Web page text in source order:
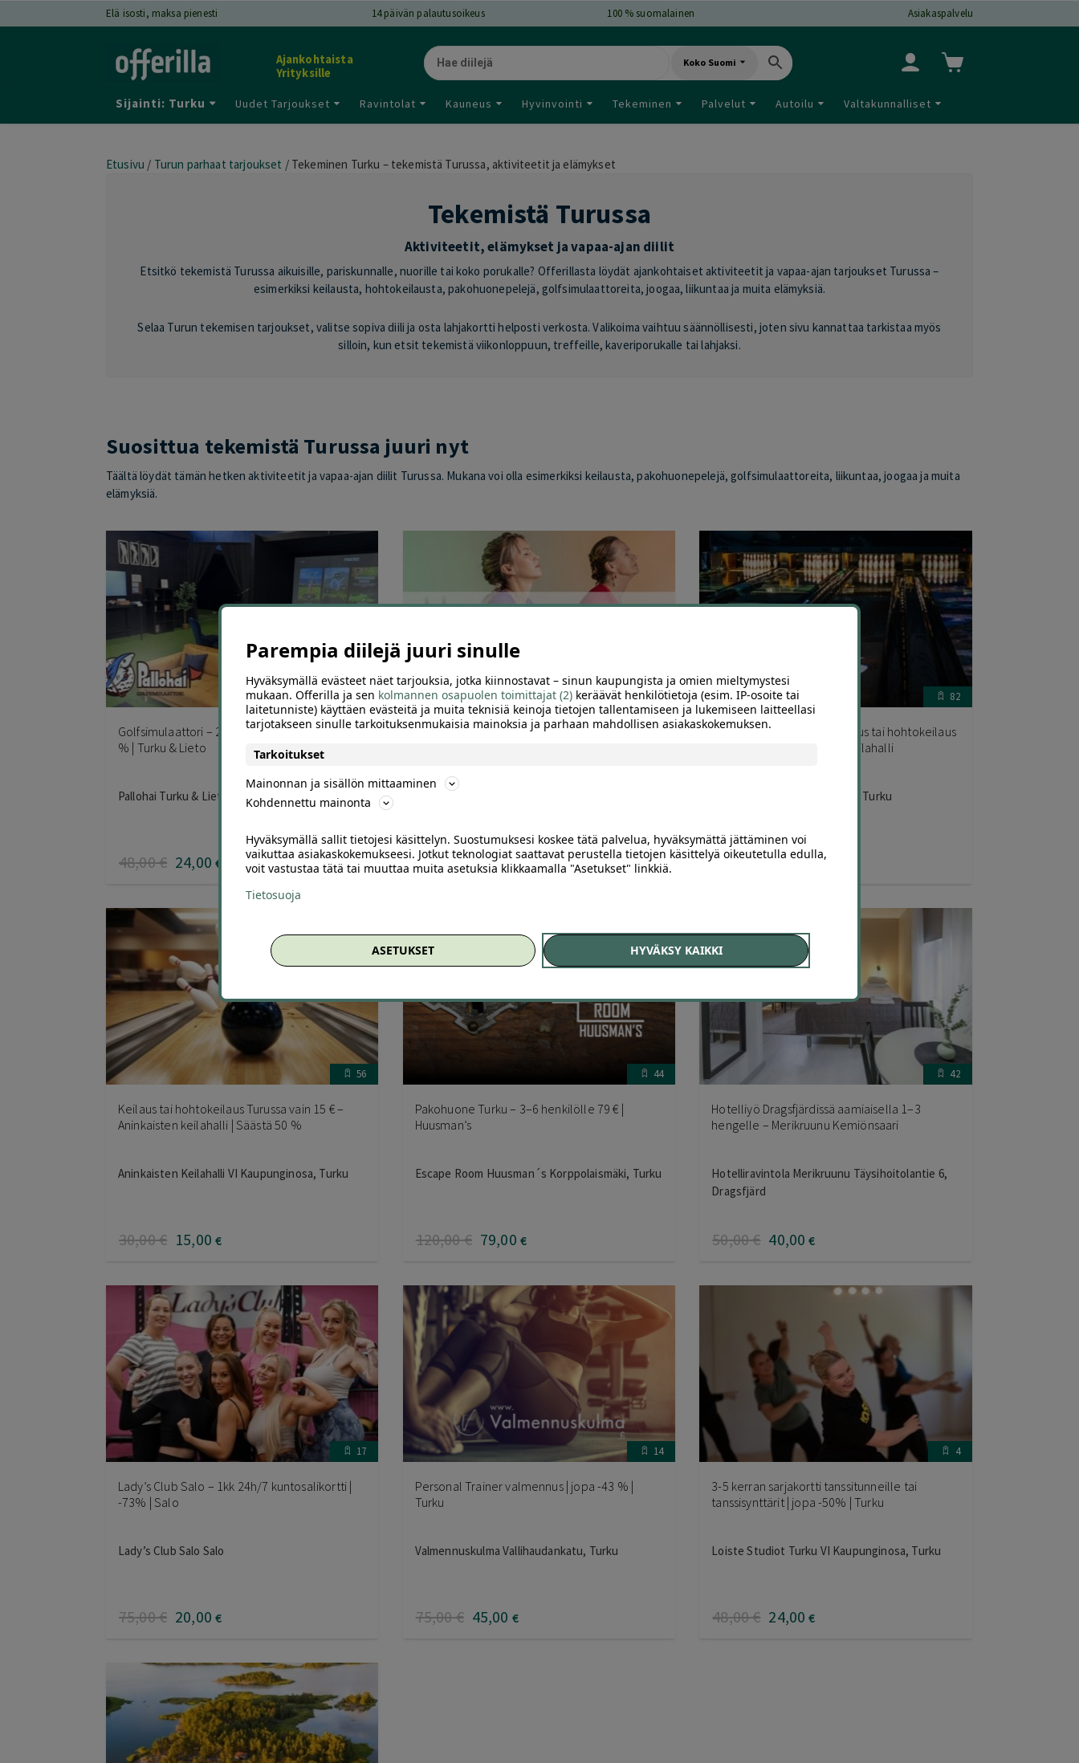
Elä isosti, maksa pienesti 14päivän palautusoikeus 100 % suomalainen Asiakaspalvelu
Ajankohtaista
Yrityksille
Koko Suomi
Sijainti: Turku Uudet Tarjoukset Ravintolat Kauneus Hyvinvointi Tekeminen Palvelut Autoilu Valtakunnalliset
Etusivu / Turun parhaat tarjoukset /Tekeminen Turku – tekemistä Turussa, aktiviteetit ja elämykset
Tekemistä Turussa
Aktiviteetit, elämykset ja vapaa-ajan diilit
Etsitkö tekemistä Turussa aikuisille, pariskunnalle, nuorille tai koko porukalle? Offerillasta löydät ajankohtaiset aktiviteetit ja vapaa-ajan tarjoukset Turussa –
esimerkiksi keilausta, hohtokeilausta, pakohuonepelejä, golfsimulaattoreita, joogaa, liikuntaa ja muita elämyksiä.
Selaa Turun tekemisen tarjoukset, valitse sopiva diili ja osta lahjakortti helposti verkosta. Valikoima vaihtuu säännöllisesti, joten sivu kannattaa tarkistaa myös
silloin, kun etsit tekemistä viikonloppuun, treffeille, kaveriporukalle tai lahjaksi.
Suosittua tekemistä Turussa juuri nyt
Täältä löydät tämän hetken aktiviteetit ja vapaa-ajan diilit Turussa. Mukana voi olla esimerkiksi keilausta, pakohuonepelejä, golfsimulaattoreita, liikuntaa, joogaa ja muita
elämyksiä.
243
Golfsimulaattori – 2 tuntia yhden hinnalla | -50
% | Turku & Lieto
Pallohai Turku & Lieto
48,00€ 24,00 €
146
52,00€ 19,00 €
82
Keilaus Turku – Tunnin keilaus tai hohtokeilaus
2–4 hengelle | Kupittaan Keilahalli
Kupittaan Keilahalli Kupittaa, Turku
36,00€ 18,00 €
56
Keilaus tai hohtokeilaus Turussa vain 15 € –
Aninkaisten keilahalli | Säästä 50 %
Aninkaisten Keilahalli VI Kaupunginosa, Turku
30,00€ 15,00 €
44
Pakohuone Turku – 3–6 henkilölle 79 € |
Huusman’s
Escape Room Huusman´s Korppolaismäki, Turku
120,00€ 79,00 €
42
Hotelliyö Dragsfjärdissä aamiaisella 1–3
hengelle – Merikruunu Kemiönsaari
Hotelliravintola Merikruunu Täysihoitolantie 6,
Dragsfjärd
50,00€ 40,00 €
17
Lady’s Club Salo – 1kk 24h/7 kuntosalikortti |
-73% | Salo
Lady’s Club Salo Salo
75,00€ 20,00 €
14
Personal Trainer valmennus | jopa -43 % |
Turku
Valmennuskulma Vallihaudankatu, Turku
75,00€ 45,00 €
4
3-5 kerran sarjakortti tanssitunneille tai
tanssisynttärit | jopa -50% | Turku
Loiste Studiot Turku VI Kaupunginosa, Turku
48,00€ 24,00 €
Parempia diilejä juuri sinulle
Hyväksymällä evästeet näet tarjouksia, jotka kiinnostavat – sinun kaupungista ja omien mieltymystesi
mukaan. Offerilla ja sen kolmannen osapuolen toimittajat (2) keräävät henkilötietoja (esim. IP-osoite tai
laitetunniste) käyttäen evästeitä ja muita teknisiä keinoja tietojen tallentamiseen ja lukemiseen laitteellasi
tarjotakseen sinulle tarkoituksenmukaisia mainoksia ja parhaan mahdollisen asiakaskokemuksen.
Tarkoitukset
Mainonnan ja sisällön mittaaminen
Kohdennettu mainonta
Hyväksymällä sallit tietojesi käsittelyn. Suostumuksesi koskee tätä palvelua, hyväksymättä jättäminen voi
vaikuttaa asiakaskokemukseesi. Jotkut teknologiat saattavat perustella tietojen käsittelyä oikeutetulla edulla,
voit vastustaa tätä tai muuttaa muita asetuksia klikkaamalla "Asetukset" linkkiä.
Tietosuoja
ASETUKSET HYVÄKSY KAIKKI